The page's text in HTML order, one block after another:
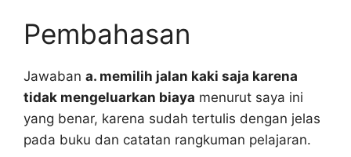
Pembahasan
Jawaban a. memilih jalan kaki saja karena
tidak mengeluarkan biaya menurut saya ini
yang benar, karena sudah tertulis dengan jelas
pada buku dan catatan rangkuman pelajaran.